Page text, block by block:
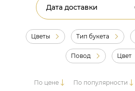
Дата доставки
Цветы Тип букета
Повод Цвет
По цене По популярности